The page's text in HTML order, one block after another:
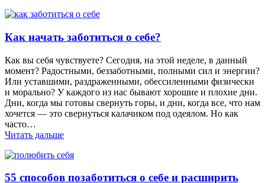
Как начать заботиться о себе?
Как вы себя чувствуете? Сегодня, на этой неделе, в данный
момент? Радостными, беззаботными, полными сил и энергии?
Или уставшими, раздраженными, обессиленными физически
и морально? У каждого из нас бывают хорошие и плохие дни.
Дни, когда мы готовы свернуть горы, и дни, когда все, что нам
хочется — это свернуться калачиком под одеялом. Но как
часто…
Читать дальше
55 способов позаботиться о себе и расширить